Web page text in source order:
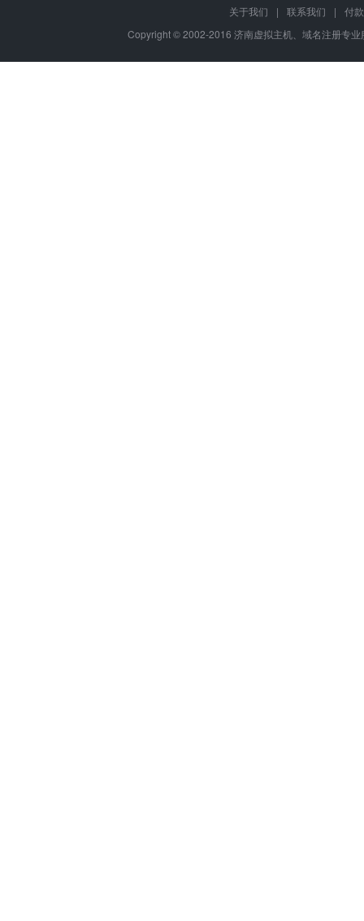
关于我们 | 联系我们 |
付
Copyright © 2002-2016 济南虚拟主机、域名注册专